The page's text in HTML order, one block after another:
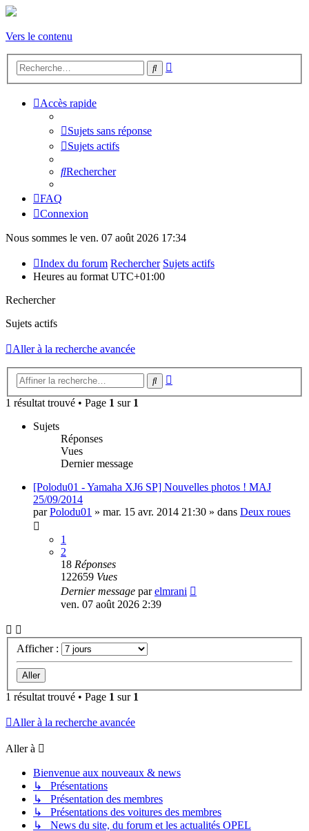
Vers le contenu
Rechercher
Accès rapide
Sujets sans réponse
Sujets actifs
Rechercher
FAQ
Connexion
Nous sommes le ven. 07 août 2026 17:34
Index du forum Rechercher Sujets actifs
Heures au format UTC+01:00
Rechercher
Sujets actifs
Aller à la recherche avancée
Rechercher
1 résultat trouvé • Page 1 sur 1
Sujets
Réponses
Vues
Dernier message
[Polodu01 - Yamaha XJ6 SP] Nouvelles photos ! MAJ
25/09/2014
parPolodu01 » mar. 15 avr. 2014 21:30 » dans Deux roues
1
2
18 Réponses
122659 Vues
Dernier message parelmrani
ven. 07 août 2026 2:39
Afficher :
1 résultat trouvé • Page 1 sur 1
Aller à la recherche avancée
Aller à
Bienvenue aux nouveaux & news
↳ Présentations
↳ Présentation des membres
↳ Présentations des voitures des membres
↳ News du site, du forum et les actualités OPEL